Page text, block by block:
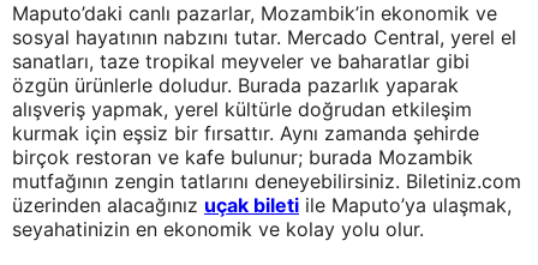
Maputo’daki canlı pazarlar, Mozambik’in ekonomik ve
sosyal hayatının nabzını tutar. Mercado Central, yerel el
sanatları, taze tropikal meyveler ve baharatlar gibi
özgün ürünlerle doludur. Burada pazarlık yaparak
alışveriş yapmak, yerel kültürle doğrudan etkileşim
kurmak için eşsiz bir fırsattır. Aynı zamanda şehirde
birçok restoran ve kafe bulunur; burada Mozambik
mutfağının zengin tatlarını deneyebilirsiniz. Biletiniz.com
üzerinden alacağınız uçak bileti ile Maputo’ya ulaşmak,
seyahatinizin en ekonomik ve kolay yolu olur.